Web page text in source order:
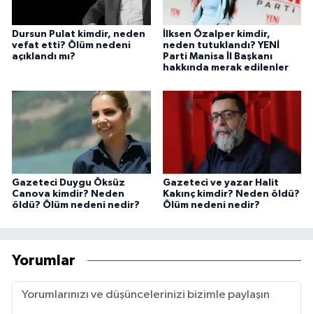
Dursun Pulat kimdir, neden
vefat etti? Ölüm nedeni
açıklandı mı?
İlksen Özalper kimdir,
neden tutuklandı? YENİ
Parti Manisa İl Başkanı
hakkında merak edilenler
Gazeteci Duygu Öksüz
Canova kimdir? Neden
öldü? Ölüm nedeni nedir?
Gazeteci ve yazar Halit
Kakınç kimdir? Neden öldü?
Ölüm nedeni nedir?
Yorumlar